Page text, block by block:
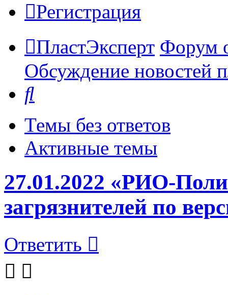
Регистрация
ПластЭксперт Форум
Обсуждение новостей
Темы без ответов
Активные темы
27.01.2022 «РИО-
загрязнителей по
Ответить